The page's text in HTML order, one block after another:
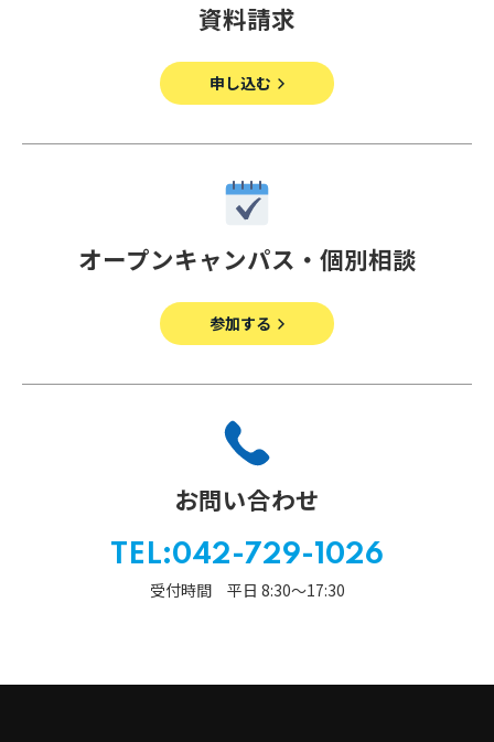
資料請求
申し込む
オープンキャンパス・個別相談
参加する
お問い合わせ
TEL:042-729-1026
受付時間 平日 8:30〜17:30